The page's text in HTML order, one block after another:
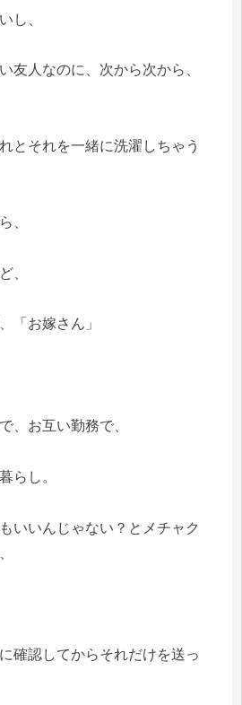
し、
友人なのに、次から次から、
とそれを一緒に洗濯しちゃう
、
、
「お嫁さん」
、お互い勤務で、
らし。
いいんじゃない？とメチャク
確認してからそれだけを送っ